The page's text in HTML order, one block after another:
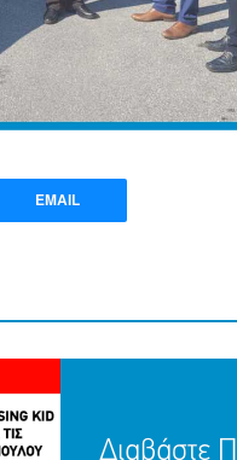
EMAIL
Διαβάστε